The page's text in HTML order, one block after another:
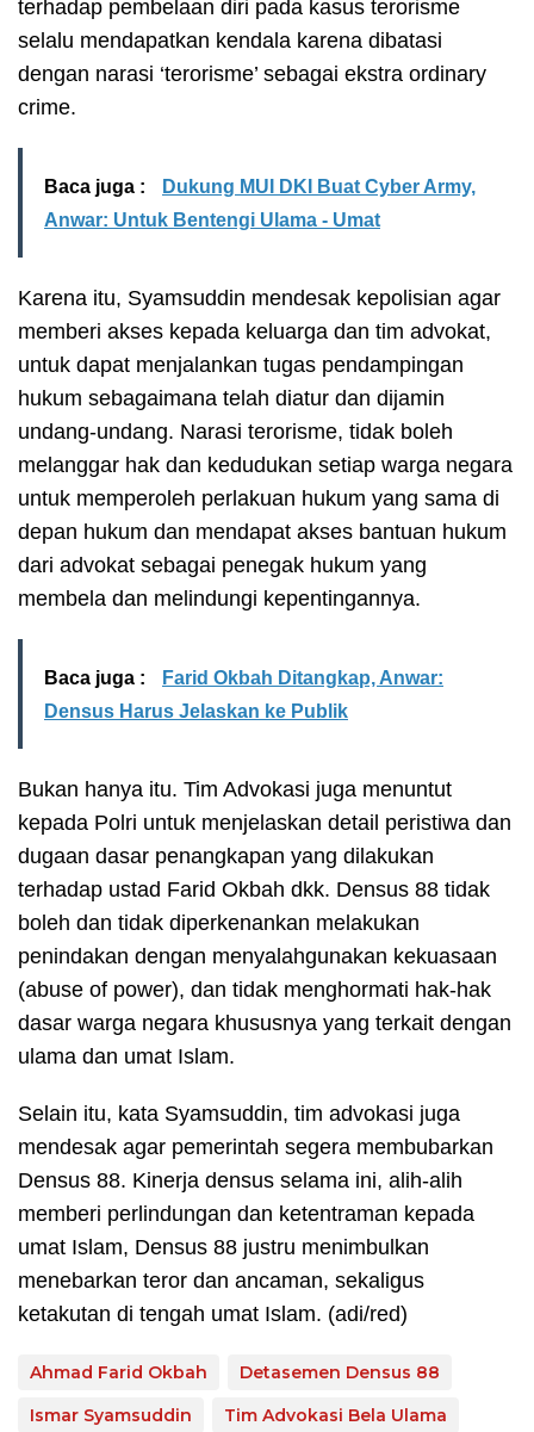
terhadap pembelaan diri pada kasus terorisme
selalu mendapatkan kendala karena dibatasi
dengan narasi ‘terorisme’ sebagai ekstra ordinary
crime.
Baca juga :
Dukung MUI DKI Buat Cyber Army,
Anwar: Untuk Bentengi Ulama - Umat
Karena itu, Syamsuddin mendesak kepolisian agar
memberi akses kepada keluarga dan tim advokat,
untuk dapat menjalankan tugas pendampingan
hukum sebagaimana telah diatur dan dijamin
undang-undang. Narasi terorisme, tidak boleh
melanggar hak dan kedudukan setiap warga negara
untuk memperoleh perlakuan hukum yang sama di
depan hukum dan mendapat akses bantuan hukum
dari advokat sebagai penegak hukum yang
membela dan melindungi kepentingannya.
Baca juga :
Farid Okbah Ditangkap, Anwar:
Densus Harus Jelaskan ke Publik
Bukan hanya itu. Tim Advokasi juga menuntut
kepada Polri untuk menjelaskan detail peristiwa dan
dugaan dasar penangkapan yang dilakukan
terhadap ustad Farid Okbah dkk. Densus 88 tidak
boleh dan tidak diperkenankan melakukan
penindakan dengan menyalahgunakan kekuasaan
(abuse of power), dan tidak menghormati hak-hak
dasar warga negara khususnya yang terkait dengan
ulama dan umat Islam.
Selain itu, kata Syamsuddin, tim advokasi juga
mendesak agar pemerintah segera membubarkan
Densus 88. Kinerja densus selama ini, alih-alih
memberi perlindungan dan ketentraman kepada
umat Islam, Densus 88 justru menimbulkan
menebarkan teror dan ancaman, sekaligus
ketakutan di tengah umat Islam. (adi/red)
Ahmad Farid Okbah
Detasemen Densus 88
Ismar Syamsuddin
Tim Advokasi Bela Ulama